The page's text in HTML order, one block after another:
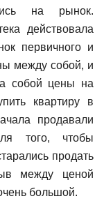
на рынок.
действовала
первичного и
между собой, и
собой цены на
квартиру в
продавали
того, чтобы
продать
между ценой
большой.